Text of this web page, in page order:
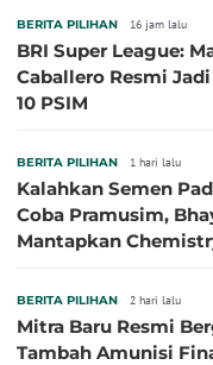
BERITA PILIHAN 16 jam lalu
BRI Super League:
Caballero Resmi
10 PSIM
BERITA PILIHAN 1 hari lalu
Kalahkan Semen
Coba Pramusim,
Mantapkan
BERITA PILIHAN 2 hari lalu
Mitra Baru Resmi
Tambah Amunisi